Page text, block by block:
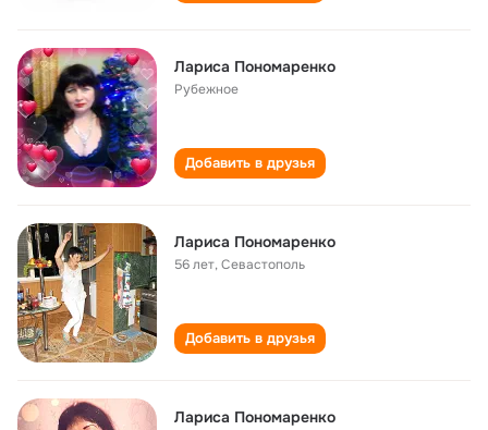
Лариса Пономаренко
Рубежное
Добавить в друзья
Лариса Пономаренко
56 лет,Севастополь
Добавить в друзья
Лариса Пономаренко